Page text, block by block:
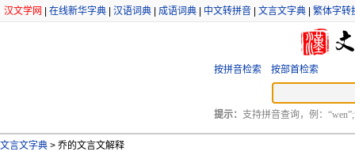
汉文学网 在线新华字典 汉语词典 成语词典 中文转拼音 文言文字典 繁体字转
按拼音检索 按部首检索
提示： 支持拼音查询，例：
文言文字典 > 乔的文言文解释